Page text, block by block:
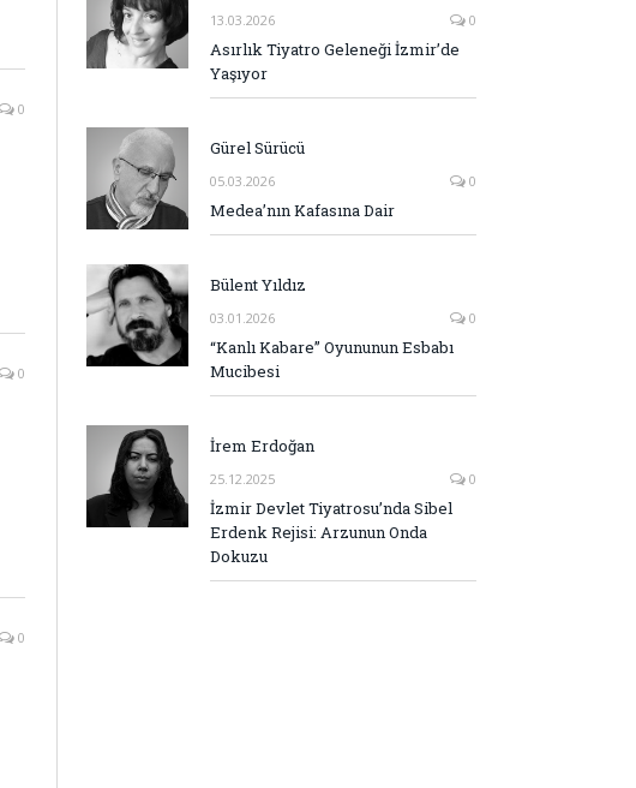
0
0
0
13.03.2026 0
Asırlık Tiyatro Geleneği İzmir’de
Yaşıyor
Gürel Sürücü
05.03.2026 0
Medea’nın Kafasına Dair
Bülent Yıldız
03.01.2026 0
“Kanlı Kabare” Oyununun Esbabı
Mucibesi
İrem Erdoğan
25.12.2025 0
İzmir Devlet Tiyatrosu’nda Sibel
Erdenk Rejisi: Arzunun Onda
Dokuzu